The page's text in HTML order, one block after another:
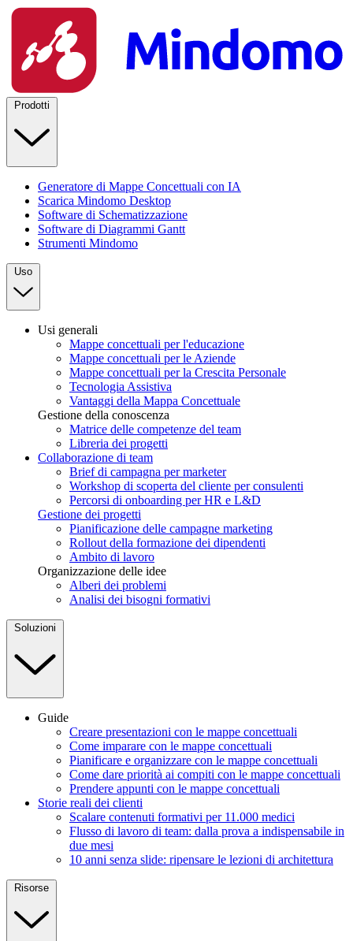
Prodotti
Generatore di Mappe Concettuali con IA
Scarica Mindomo Desktop
Software di Schematizzazione
Software di Diagrammi Gantt
Strumenti Mindomo
Uso
Usi generali
Mappe concettuali per l'educazione
Mappe concettuali per le Aziende
Mappe concettuali per la Crescita Personale
Tecnologia Assistiva
Vantaggi della Mappa Concettuale
Gestione della conoscenza
Matrice delle competenze del team
Libreria dei progetti
Collaborazione di team
Brief di campagna per marketer
Workshop di scoperta del cliente per consulenti
Percorsi di onboarding per HR e L&D
Gestione dei progetti
Pianificazione delle campagne marketing
Rollout della formazione dei dipendenti
Ambito di lavoro
Organizzazione delle idee
Alberi dei problemi
Analisi dei bisogni formativi
Soluzioni
Guide
Creare presentazioni con le mappe concettuali
Come imparare con le mappe concettuali
Pianificare e organizzare con le mappe concettuali
Come dare priorità ai compiti con le mappe concettuali
Prendere appunti con le mappe concettuali
Storie reali dei clienti
Scalare contenuti formativi per 11.000 medici
Flusso di lavoro di team: dalla prova a indispensabile in
due mesi
10 anni senza slide: ripensare le lezioni di architettura
Risorse